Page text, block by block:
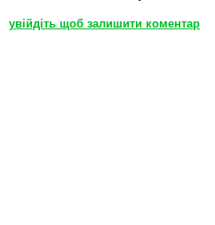
увійдіть щоб залишити коментар